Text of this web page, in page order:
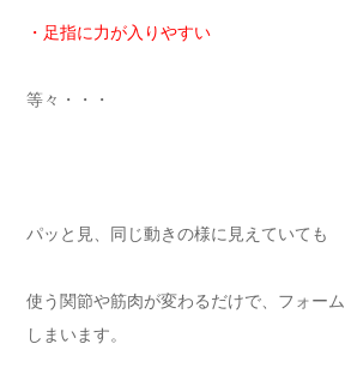
・足指に力が入りやすい
等々・・・
パッと見、同じ動きの様に見えていても
使う関節や筋肉が変わるだけで、フォー
しまいます。